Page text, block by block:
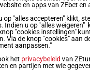
Officiële uitslag: 4 - 5 - 2
Officiële uitslag: 7 - 5 - 3
Officiële uitslag:
en apps van ZEbet
op "alles accepteren" klikt,
Indien u op "alles
"cookies instellingen"
Via de knop "cookies" aan
aanpassen."
het privacybeleid van
en partijen met wie